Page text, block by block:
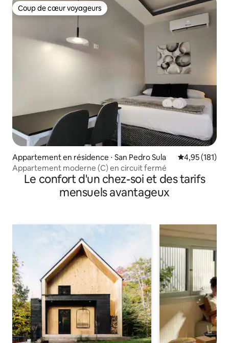
Coup de cœur voyageurs
Coup de cœur voyageurs
Appartement en résidence ⋅ San Pedro Sula Évaluation
4,95 (181)
Appartement moderne (C) en circuit fermé
Le confort d'un chez-soi et des tarifs
mensuels avantageux